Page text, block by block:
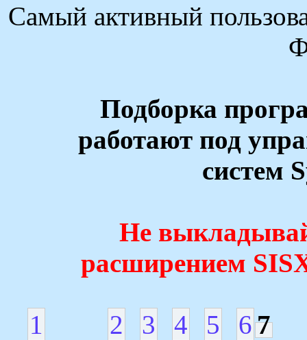
Самый активный
Подборка
работают под
систем
Не
расширением
1 2 3 4 5 67